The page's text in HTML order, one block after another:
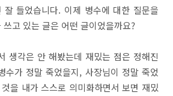
잘 들었습니다. 이제 병수에 대한 질문을
쓰고 있는 글은 어떤 글이었을까요?
생각은 안 해봤는데 재밌는 점은 정해진
수가 정말 죽었을지, 사장님이 정말 죽었
것을 내가 스스로 의미화하면서 보면 재밌